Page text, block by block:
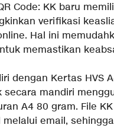
Code: KK baru
verifikasi
Hal ini
memastikan
dengan Kertas HVS
secara mandiri
A4 80 gram. File
melalui email,